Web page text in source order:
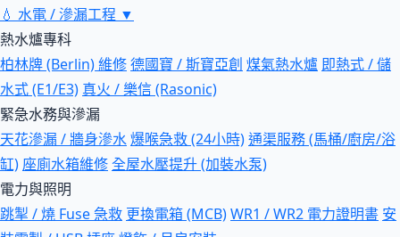
💧 水電 / 滲漏工程 ▼
熱水爐專科
柏林牌 (Berlin) 維修德國寶 / 斯寶亞創 煤氣熱水爐 即熱式 / 儲
水式 (E1/E3) 真火 / 樂信 (Rasonic)
緊急水務與滲漏
天花滲漏 / 牆身滲水爆喉急救 (24小時)通渠服務 (馬桶/廚房/浴
缸) 座廁水箱維修全屋水壓提升 (加裝水泵)
電力與照明
跳掣 / 燒 Fuse 急救 更換電箱 (MCB)WR1 / WR2 電力證明書 安